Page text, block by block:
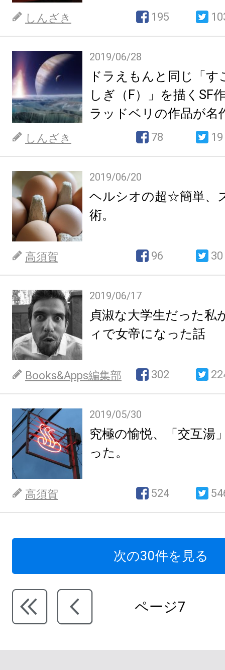
しんざき 195
2019/06/28
ドラえもんと同じ「す
しぎ（F）」を描くSF
ラッドベリの作品が名
しんざき 78 19
2019/06/20
ヘルシオの超☆簡単、
術。
高須賀 96 30
2019/06/17
貞淑な大学生だった私
ィで女帝になった話
Books&Apps編集部 302
2019/05/30
究極の愉悦、「交互湯
った。
高須賀 524
次の30件を見る
ページ7